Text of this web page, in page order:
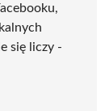
się liczy -